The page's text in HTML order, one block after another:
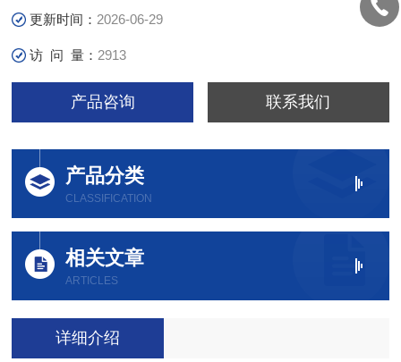
更新时间： 2026-06-29
访 问 量： 2913
产品咨询 联系我们
产品分类
CLASSIFICATION
相关文章
ARTICLES
详细介绍